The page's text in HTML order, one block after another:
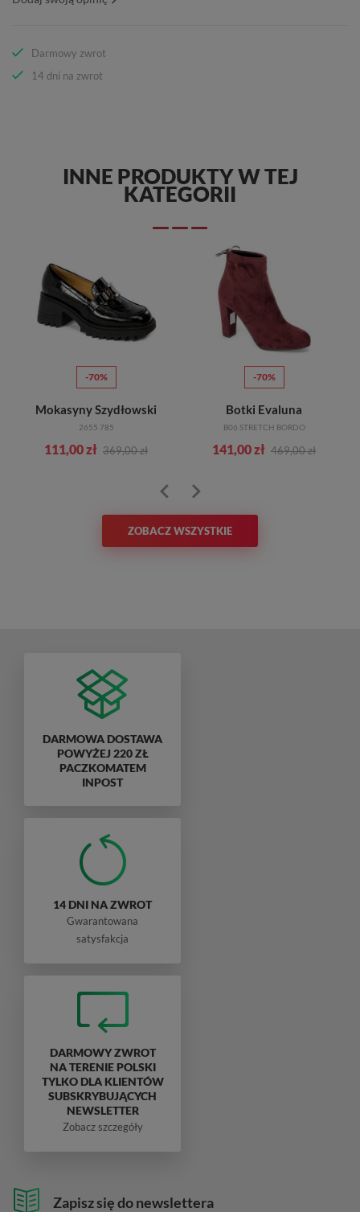
Darmowy zwrot
14 dni na zwrot
INNE PRODUKTY W TEJ
KATEGORII
-70%
Mokasyny Szydłowski
2655 785
111,00 zł 369,00 zł
-70%
Botki Evaluna
B06 STRETCH BORDO
141,00 zł 469,00 zł
ZOBACZ WSZYSTKIE
Zapisz się do newslettera
DARMOWA DOSTAWA
POWYŻEJ 220 ZŁ
PACZKOMATEM
INPOST
14 DNI NA ZWROT
Gwarantowana
satysfakcja
DARMOWY ZWROT
NA TERENIE POLSKI
TYLKO DLA KLIENTÓW
SUBSKRYBUJĄCYCH
NEWSLETTER
Zobacz szczegóły